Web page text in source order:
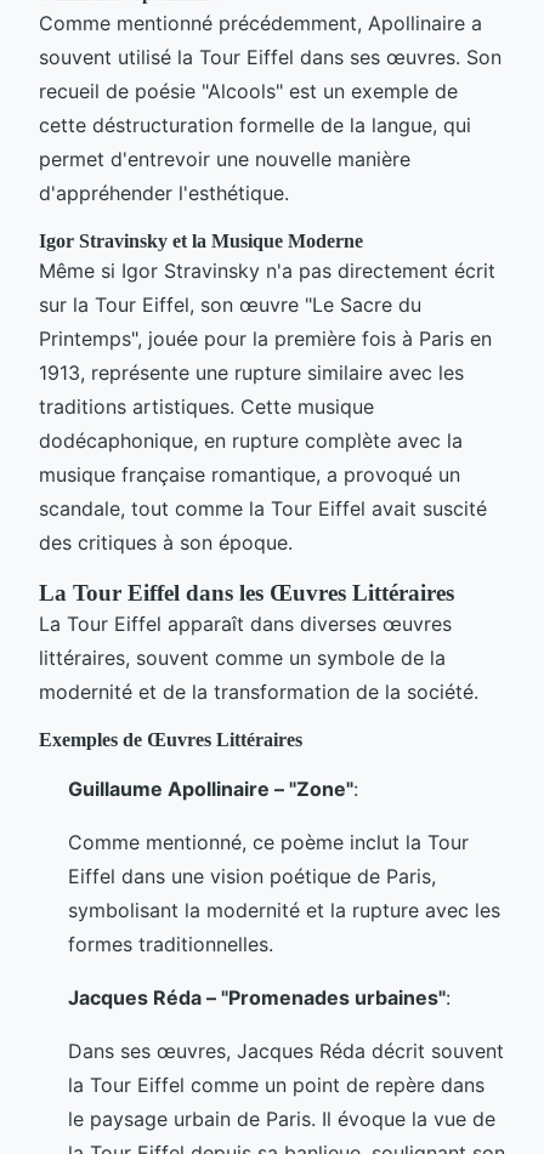
Comme mentionné précédemment, Apollinaire a
souvent utilisé la Tour Eiffel dans ses œuvres. Son
recueil de poésie "Alcools" est un exemple de
cette déstructuration formelle de la langue, qui
permet d'entrevoir une nouvelle manière
d'appréhender l'esthétique.
Igor Stravinsky et la Musique Moderne
Même si Igor Stravinsky n'a pas directement écrit
sur la Tour Eiffel, son œuvre "Le Sacre du
Printemps", jouée pour la première fois à Paris en
1913, représente une rupture similaire avec les
traditions artistiques. Cette musique
dodécaphonique, en rupture complète avec la
musique française romantique, a provoqué un
scandale, tout comme la Tour Eiffel avait suscité
des critiques à son époque.
La Tour Eiffel dans les Œuvres Littéraires
La Tour Eiffel apparaît dans diverses œuvres
littéraires, souvent comme un symbole de la
modernité et de la transformation de la société.
Exemples de Œuvres Littéraires
Guillaume Apollinaire – "Zone":
Comme mentionné, ce poème inclut la Tour
Eiffel dans une vision poétique de Paris,
symbolisant la modernité et la rupture avec les
formes traditionnelles.
Jacques Réda – "Promenades urbaines":
Dans ses œuvres, Jacques Réda décrit souvent
la Tour Eiffel comme un point de repère dans
le paysage urbain de Paris. Il évoque la vue de